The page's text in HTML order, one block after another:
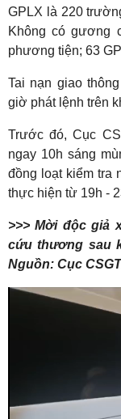
GPLX là 220
Không có gương
phương tiện; 63
Tai nạn giao
giờ phát lệnh trên
Trước đó, Cục
ngay 10h sáng
đồng loạt kiểm tra
thực hiện từ 19h -
>>> Mời độc giả
cứu thương sau
Nguồn: Cục